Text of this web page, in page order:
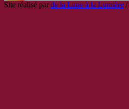
Site réalisé parde la Lune à la Lumière /